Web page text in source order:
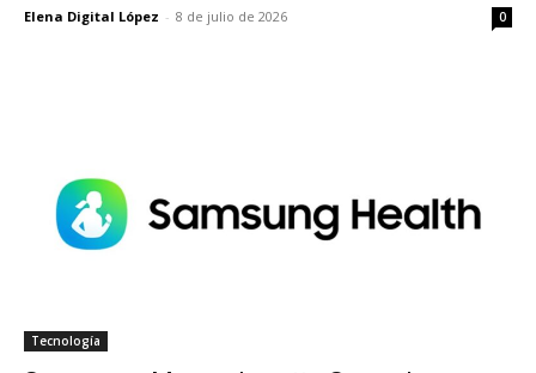
Elena Digital López - 8 de julio de 2026 0
Tecnología